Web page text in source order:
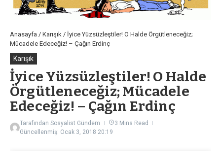
Anasayfa / Karışık / İyice Yüzsüzleştiler! O Halde Örgütleneceğiz;
Mücadele Edeceğiz! – Çağın Erdinç
Karışık
İyice Yüzsüzleştiler! O Halde
Örgütleneceğiz; Mücadele
Edeceğiz! – Çağın Erdinç
Tarafından Sosyalist Gündem
3 Mins Read
Güncellenmiş: Ocak 3, 2018 20:19